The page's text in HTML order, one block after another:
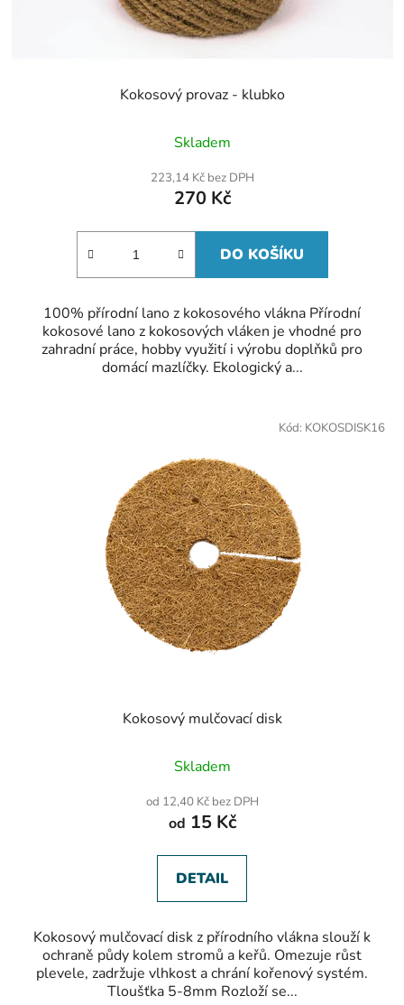
Kokosový provaz - klubko
hodnocení
je
5,0
5
hvězdiček.
Skladem
223,14 Kč bez DPH
270 Kč
DO KOŠÍKU
100% přírodní lano z kokosového vlákna Přírodní
kokosové lano z kokosových vláken je vhodné pro
zahradní práce, hobby využití i výrobu doplňků pro
domácí mazlíčky. Ekologický a...
Kokosový mulčovací disk
hodnocení
je
5,0
5
hvězdiček.
Skladem
od 12,40 Kč bez DPH
od 15 Kč
DETAIL
Kokosový mulčovací disk z přírodního vlákna slouží k
ochraně půdy kolem stromů a keřů. Omezuje růst
plevele, zadržuje vlhkost a chrání kořenový systém.
Tloušťka 5-8mm Rozloží se...
Kód: KOKOSDISK16